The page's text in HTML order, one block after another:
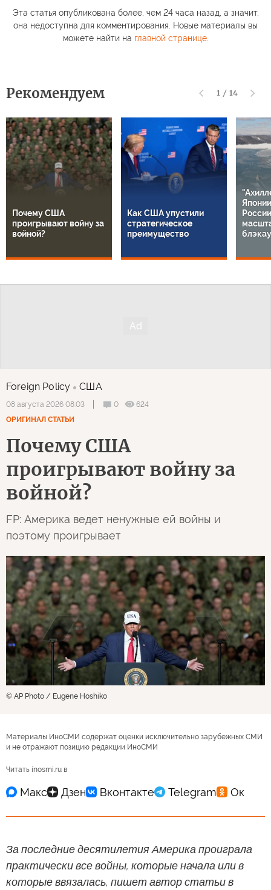
Эта статья опубликована более, чем 24 часа назад, а значит,
она недоступна для комментирования. Новые материалы вы
можете найти на главной странице.
Рекомендуем 1 / 14
Почему США
проигрывают войну за
войной?
Как США упустили
стратегическое
преимущество
Foreign Policy США
08 августа 2026 08:03 0
624
ОРИГИНАЛ СТАТЬИ
Почему США
проигрывают войну за
войной?
FP: Америка ведет ненужные ей войны и
поэтому проигрывает
© AP Photo / Eugene Hoshiko
Материалы ИноСМИ содержат оценки исключительно зарубежных СМИ
и не отражают позицию редакции ИноСМИ
Читать inosmi.ru в
За последние десятилетия Америка проиграла
практически все войны, которые начала или в
которые ввязалась, пишет автор статьи в